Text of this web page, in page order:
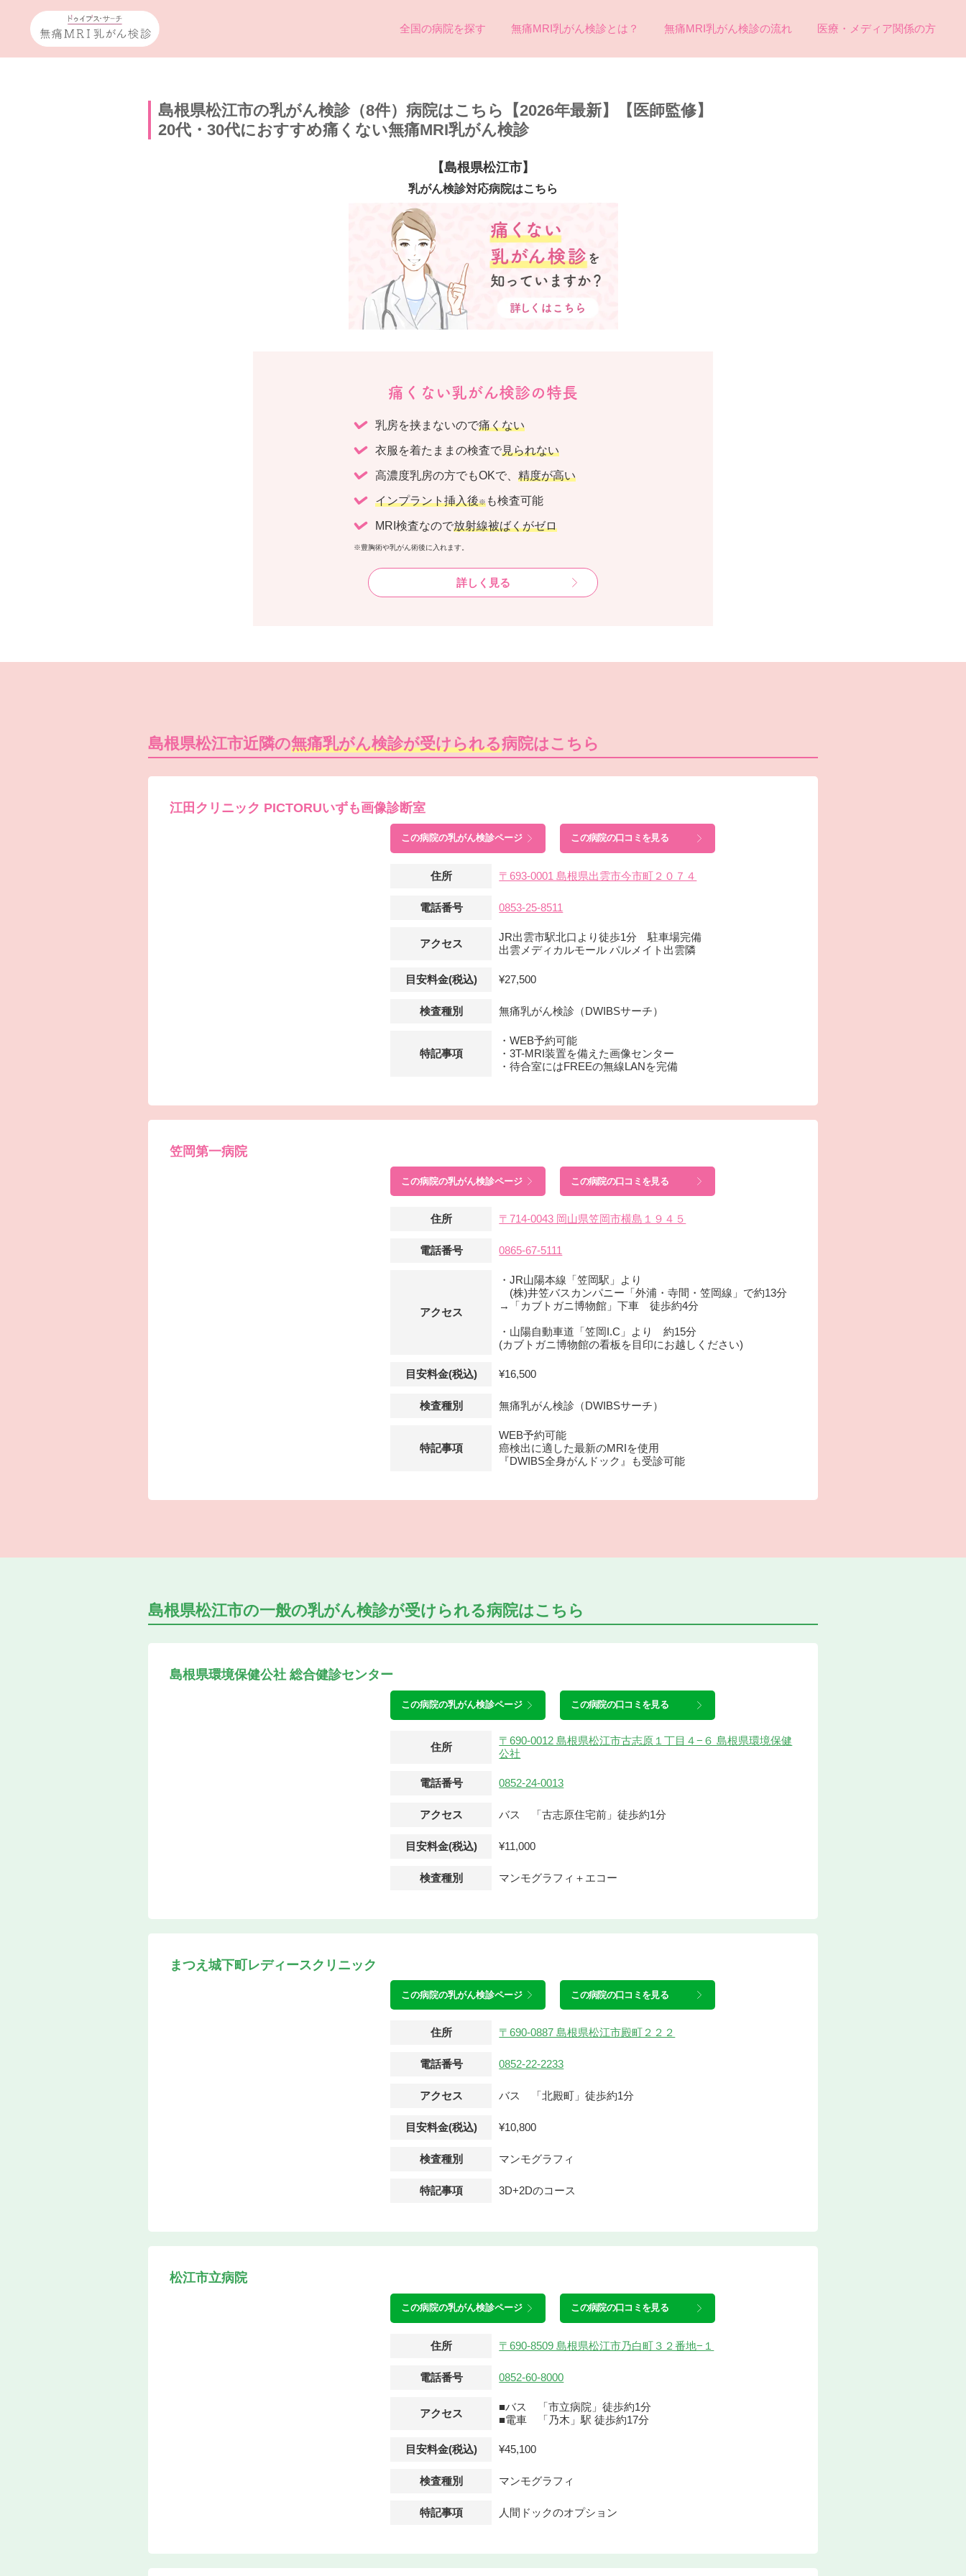
全国の病院を探す 無痛MRI乳がん検診とは？ 無痛MRI乳がん検診の流れ 医療・メディア関係の方
島根県松江市の乳がん検診（8件）病院はこちら【2026年最新】【医師監修】
20代・30代におすすめ痛くない無痛MRI乳がん検診
【島根県松江市】
乳がん検診対応病院はこちら
痛くない乳がん検診の特長
乳房を挟まないので痛くない
衣服を着たままの検査で見られない
高濃度乳房の方でもOKで、 精度が高い
インプラント挿入後※ も検査可能
MRI検査なので放射線被ばくがゼロ
※豊胸術や乳がん術後に入れます。
詳しく見る
島根県松江市近隣の無痛乳がん検診が受けられる病院はこちら
江田クリニック PICTORUいずも画像診断室
この病院の乳がん検診ページ この病院の口コミを見る
住所 〒693-0001 島根県出雲市今市町２０７４
電話番号 0853-25-8511
アクセス
JR出雲市駅北口より徒歩1分 駐車場完備
出雲メディカルモール パルメイト出雲隣
目安料金(税込) ¥27,500
検査種別 無痛乳がん検診（DWIBSサーチ）
特記事項
・WEB予約可能
・3T-MRI装置を備えた画像センター
・待合室にはFREEの無線LANを完備
笠岡第一病院
この病院の乳がん検診ページ この病院の口コミを見る
住所 〒714-0043 岡山県笠岡市横島１９４５
電話番号 0865-67-5111
アクセス
・JR山陽本線「笠岡駅」より
(株)井笠バスカンパニー「外浦・寺間・笠岡線」で約13分
→「カブトガニ博物館」下車 徒歩約4分
・山陽自動車道「笠岡I.C」より 約15分
(カブトガニ博物館の看板を目印にお越しください)
目安料金(税込) ¥16,500
検査種別 無痛乳がん検診（DWIBSサーチ）
特記事項
WEB予約可能
癌検出に適した最新のMRIを使用
『DWIBS全身がんドック』も受診可能
島根県松江市の一般の乳がん検診が受けられる病院はこちら
島根県環境保健公社 総合健診センター
この病院の乳がん検診ページ この病院の口コミを見る
住所
〒690-0012 島根県松江市古志原１丁目４−６ 島根県環境保健
公社
電話番号 0852-24-0013
アクセス バス 「古志原住宅前」徒歩約1分
目安料金(税込) ¥11,000
検査種別 マンモグラフィ＋エコー
まつえ城下町レディースクリニック
この病院の乳がん検診ページ この病院の口コミを見る
住所 〒690-0887 島根県松江市殿町２２２
電話番号 0852-22-2233
アクセス バス 「北殿町」徒歩約1分
目安料金(税込) ¥10,800
検査種別 マンモグラフィ
特記事項 3D+2Dのコース
松江市立病院
この病院の乳がん検診ページ この病院の口コミを見る
住所 〒690-8509 島根県松江市乃白町３２番地−１
電話番号 0852-60-8000
アクセス
■バス 「市立病院」徒歩約1分
■電車 「乃木」駅 徒歩約17分
目安料金(税込) ¥45,100
検査種別 マンモグラフィ
特記事項 人間ドックのオプション